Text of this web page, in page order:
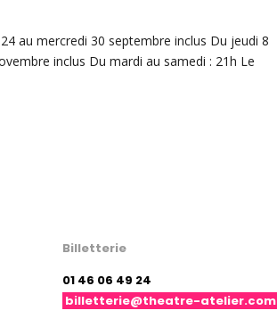
au mercredi 30 septembre inclus Du jeudi 8
inclus Du mardi au samedi : 21h Le
Billetterie
01 46 06 49 24
billetterie@theatre-atelier.com